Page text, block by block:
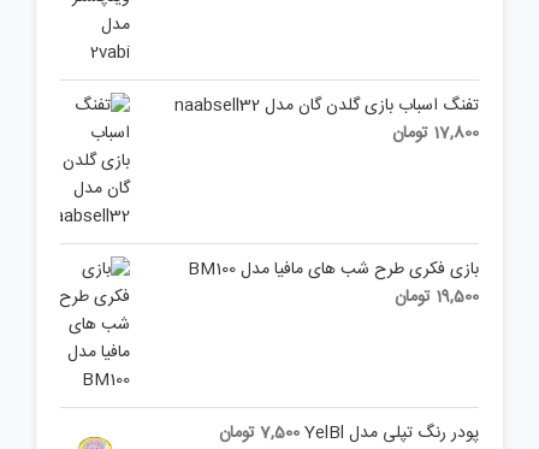
تفنگ اسباب بازی گلدن گان مدل naabsell32
17,800 تومان
بازی فکری طرح شب های مافیا مدل BM100
19,500 تومان
پودر رنگ تپلی مدل YelBl 7,500تومان